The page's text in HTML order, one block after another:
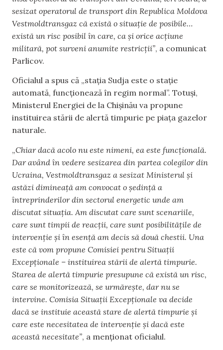
sesizat operatorul de transport din Republica Moldova
Vestmoldtransgaz că există o situație de posibile…
există un risc posibil în care, ca și orice acțiune
militară, pot surveni anumite restricții”, a comunicat
Parlicov.
Oficialul a spus că „stația Sudja este o stație
automată, funcționează în regim normal”. Totuși,
Ministerul Energiei de la Chișinău va propune
instituirea stării de alertă timpurie pe piața gazelor
naturale.
„Chiar dacă acolo nu este nimeni, ea este funcțională.
Dar având în vedere sesizarea din partea colegilor din
Ucraina, Vestmoldtransgaz a sesizat Ministerul și
astăzi dimineață am convocat o ședință a
întreprinderilor din sectorul energetic unde am
discutat situația. Am discutat care sunt scenariile,
care sunt timpii de reacții, care sunt posibilitățile de
intervenție și în esență am decis să două chestii. Una
este că vom propune Comisiei pentru Situații
Excepționale – instituirea stării de alertă timpurie.
Starea de alertă timpurie presupune că există un risc,
care se monitorizează, se urmărește, dar nu se
intervine. Comisia Situații Excepționale va decide
dacă se instituie această stare de alertă timpurie și
care este necesitatea de intervenție și dacă este
această necesitate”, a menționat oficialul.